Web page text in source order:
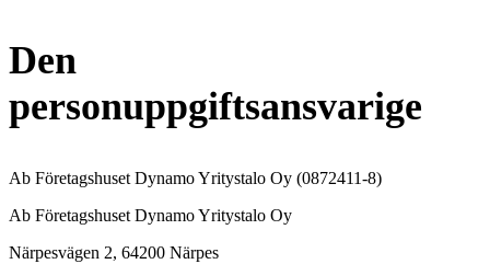
Den
personuppgiftsansvarige
Ab Företagshuset Dynamo Yritystalo Oy (0872411-8)
Ab Företagshuset Dynamo Yritystalo Oy
Närpesvägen 2, 64200 Närpes